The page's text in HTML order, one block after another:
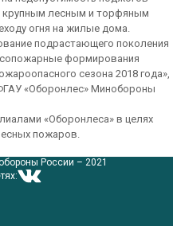
крупным лесным и торфяным
огня на жилые дома.
подрастающего поколения
формирования
сезона 2018 года»,
«Оборонлес» Минобороны
«Оборонлеса» в целях
пожаров.
России – 2021